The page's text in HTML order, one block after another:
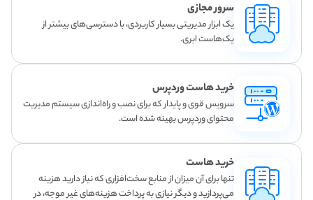
سرور مجازی
یک ابزار مدیریتی بسیار کاربردی، با دسترسی‌های بیشتر از
یک‌هاست ابری.
خرید هاست وردپرس
سرویس قوی و پایدار که برای نصب و راه‌اندازی سیستم مدیریت
محتوای وردپرس بهینه شده است.
خرید هاست
تنها برای آن میزان از منابع سخت‌افزاری که نیاز دارید هزینه
می‌پردازید و دیگر نیازی به پرداخت هزینه‌های غیر موجه، در